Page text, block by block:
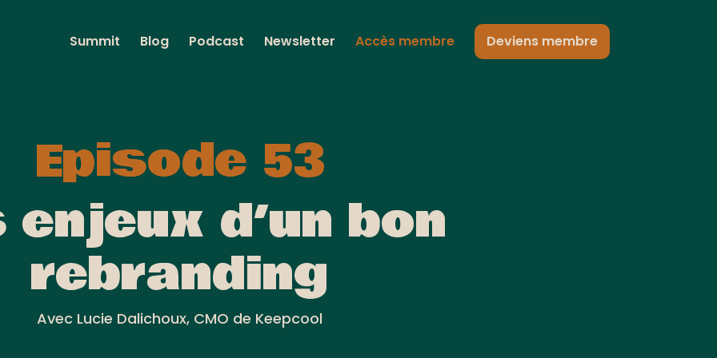
Summit Blog Podcast Newsletter Accès membre Deviens membre
Episode 53
enjeux d’un bon
rebranding
Avec Lucie Dalichoux, CMO de Keepcool